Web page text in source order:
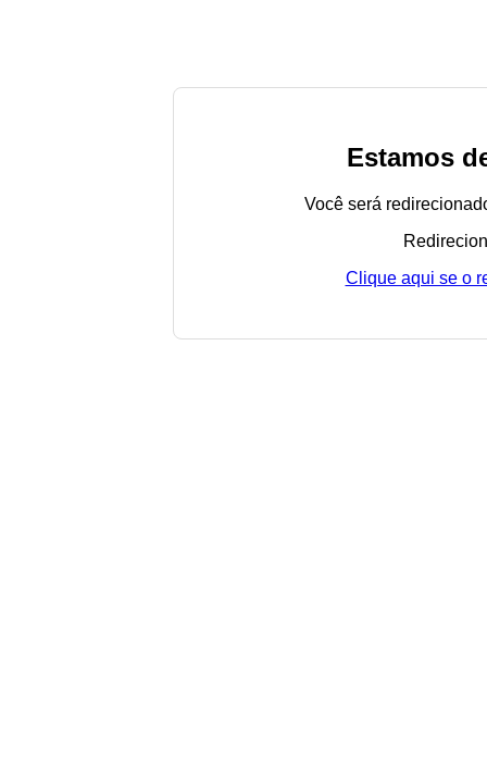
Estamos
Você será
Clique aqui se o